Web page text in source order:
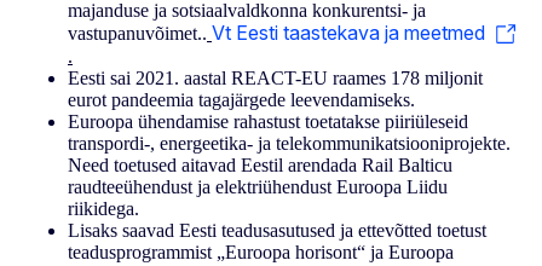
majanduse ja sotsiaalvaldkonna konkurentsi- ja
vastupanuvõimet.. Vt Eesti taastekava ja meetmed
.
Eesti sai 2021. aastal REACT-EU raames 178 miljonit
eurot pandeemia tagajärgede leevendamiseks.
Euroopa ühendamise rahastust toetatakse piiriüleseid
transpordi-, energeetika- ja telekommunikatsiooniprojekte.
Need toetused aitavad Eestil arendada Rail Balticu
raudteeühendust ja elektriühendust Euroopa Liidu
riikidega.
Lisaks saavad Eesti teadusasutused ja ettevõtted toetust
teadusprogrammist „Euroopa horisont“ ja Euroopa